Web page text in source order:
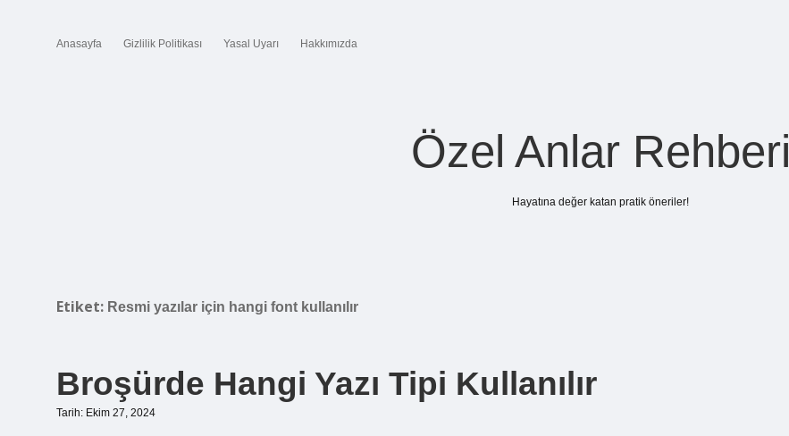
Anasayfa Gizlilik Politikası Yasal Uyarı Hakkımızda
Özel Anlar Rehberi
Hayatına değer katan pratik öneriler!
Etiket: Resmi yazılar için hangi font kullanılır
Broşürde Hangi Yazı Tipi Kullanılır
Tarih: Ekim 27, 2024